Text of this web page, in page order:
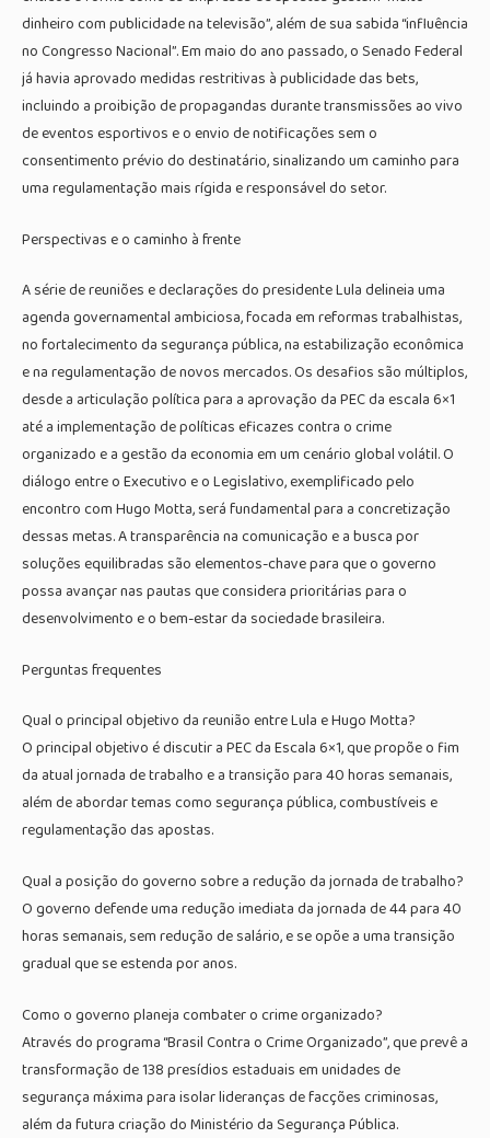
dinheiro com publicidade na televisão”, além de sua sabida “influência
no Congresso Nacional”. Em maio do ano passado, o Senado Federal
já havia aprovado medidas restritivas à publicidade das bets,
incluindo a proibição de propagandas durante transmissões ao vivo
de eventos esportivos e o envio de notificações sem o
consentimento prévio do destinatário, sinalizando um caminho para
uma regulamentação mais rígida e responsável do setor.
Perspectivas e o caminho à frente
A série de reuniões e declarações do presidente Lula delineia uma
agenda governamental ambiciosa, focada em reformas trabalhistas,
no fortalecimento da segurança pública, na estabilização econômica
e na regulamentação de novos mercados. Os desafios são múltiplos,
desde a articulação política para a aprovação da PEC da escala 6×1
até a implementação de políticas eficazes contra o crime
organizado e a gestão da economia em um cenário global volátil. O
diálogo entre o Executivo e o Legislativo, exemplificado pelo
encontro com Hugo Motta, será fundamental para a concretização
dessas metas. A transparência na comunicação e a busca por
soluções equilibradas são elementos-chave para que o governo
possa avançar nas pautas que considera prioritárias para o
desenvolvimento e o bem-estar da sociedade brasileira.
Perguntas frequentes
Qual o principal objetivo da reunião entre Lula e Hugo Motta?
O principal objetivo é discutir a PEC da Escala 6×1, que propõe o fim
da atual jornada de trabalho e a transição para 40 horas semanais,
além de abordar temas como segurança pública, combustíveis e
regulamentação das apostas.
Qual a posição do governo sobre a redução da jornada de trabalho?
O governo defende uma redução imediata da jornada de 44 para 40
horas semanais, sem redução de salário, e se opõe a uma transição
gradual que se estenda por anos.
Como o governo planeja combater o crime organizado?
Através do programa “Brasil Contra o Crime Organizado”, que prevê a
transformação de 138 presídios estaduais em unidades de
segurança máxima para isolar lideranças de facções criminosas,
além da futura criação do Ministério da Segurança Pública.